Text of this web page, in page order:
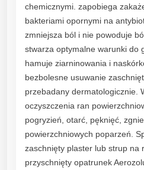
chemicznymi. zapobiega
bakteriami opornymi na
zmniejsza ból i nie powoduje
stwarza optymalne warunki do
hamuje ziarninowania i
bezbolesne usuwanie
przebadany dermatologicznie.
oczyszczenia ran
pogryzień, otarć, pęknięć,
powierzchniowych poparzeń.
zaschnięty plaster lub strup na
przyschnięty opatrunek